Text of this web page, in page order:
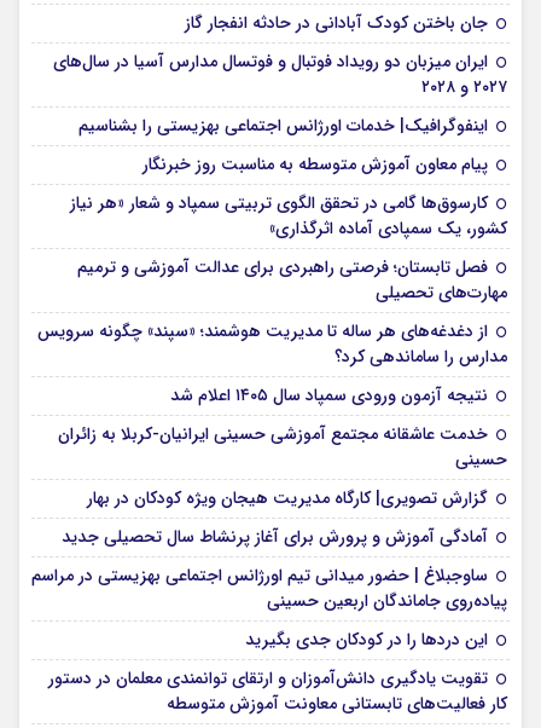
جان باختن کودک آبادانی در حادثه انفجار گاز
ایران میزبان دو رویداد فوتبال و فوتسال مدارس آسیا در سال‌های
۲۰۲۷ و ۲۰۲۸
اینفوگرافیک| خدمات اورژانس اجتماعی بهزیستی را بشناسیم
پیام معاون آموزش متوسطه به مناسبت روز خبرنگار
کارسوق‌ها گامی در تحقق الگوی تربیتی سمپاد و شعار «هر نیاز
کشور، یک سمپادی آماده اثرگذاری»
فصل تابستان؛ فرصتی راهبردی برای عدالت آموزشی و ترمیم
مهارت‌های تحصیلی
از دغدغه‌های هر ساله تا مدیریت هوشمند؛ «سپند» چگونه سرویس
مدارس را ساماندهی کرد؟
نتیجه آزمون ورودی سمپاد سال ۱۴۰۵ اعلام شد
خدمت عاشقانه مجتمع آموزشی‌ حسینی ایرانیان-کربلا به زائران
حسینی
گزارش تصویری| کارگاه مدیریت هیجان ویژه کودکان در بهار
آمادگی آموزش و پرورش برای آغاز پرنشاط سال تحصیلی جدید
ساوجبلاغ | حضور میدانی تیم اورژانس اجتماعی بهزیستی در مراسم
پیاده‌روی جاماندگان اربعین حسینی
این درد‌ها را در کودکان جدی بگیرید
تقویت یادگیری دانش‌آموزان و ارتقای توانمندی معلمان در دستور
کار فعالیت‌های تابستانی معاونت آموزش متوسطه